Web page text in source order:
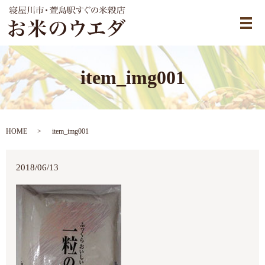
メ
item_img001
HOME item_img001
2018/06/13